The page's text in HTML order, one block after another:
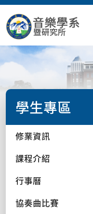
學生專區
修業資訊
課程介紹
行事曆
協奏曲比賽